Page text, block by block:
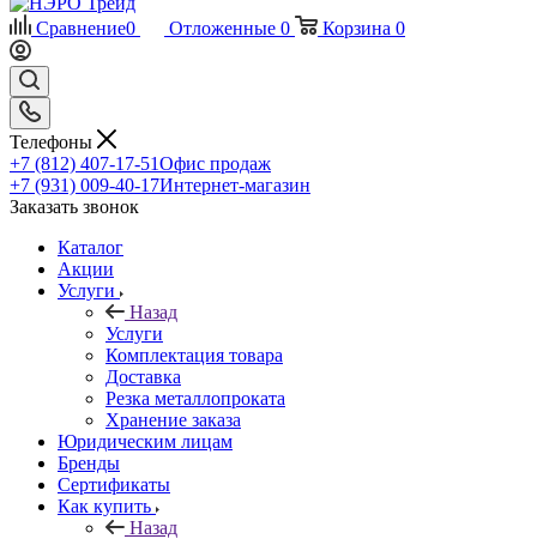
Сравнение0 Отложенные 0 Корзина 0
Телефоны
+7 (812) 407-17-51Офис продаж
+7 (931) 009-40-17Интернет-магазин
Заказать звонок
Каталог
Акции
Услуги
Назад
Услуги
Комплектация товара
Доставка
Резка металлопроката
Хранение заказа
Юридическим лицам
Бренды
Сертификаты
Как купить
Назад